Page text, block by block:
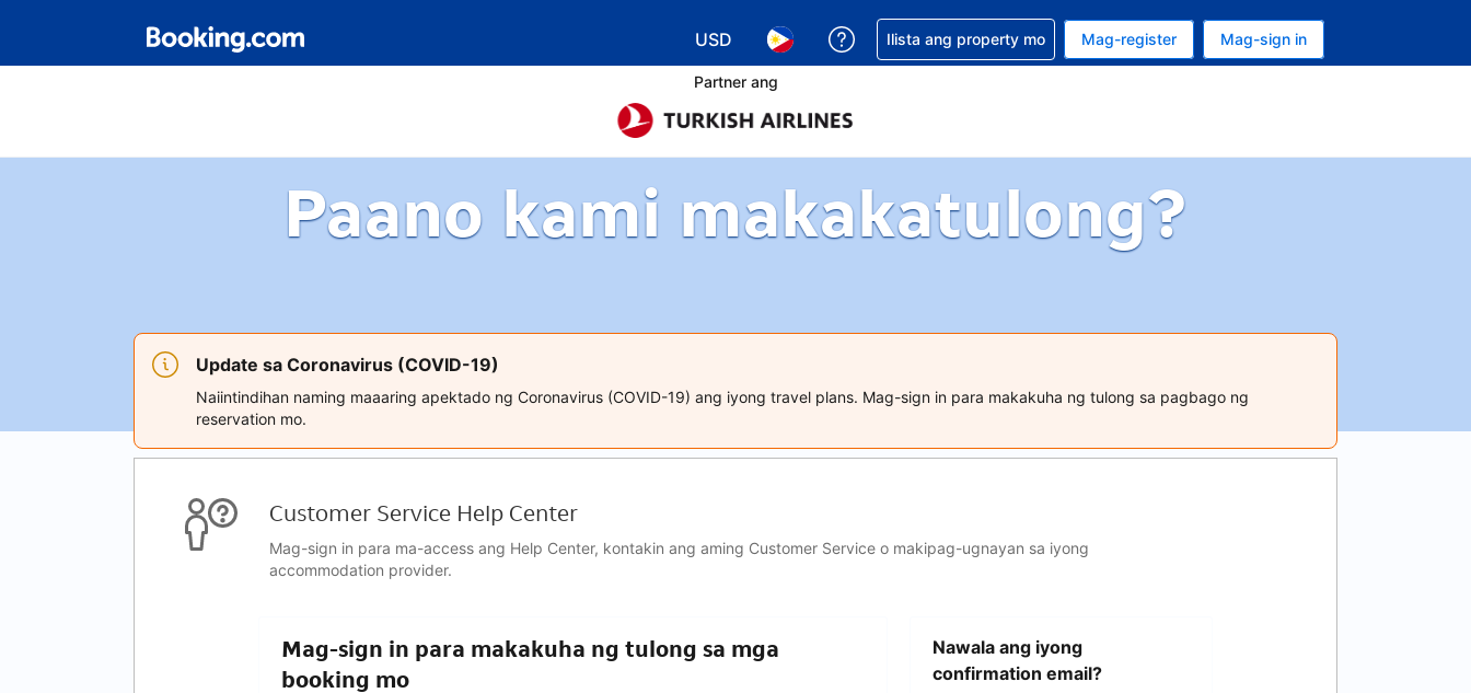
USD
Pumili ng currency mo. USD ang currency mo ngayon
Pumili ng wika mo. Filipino ang wika mo ngayon
Makakuha ng tulong sa reservation mo
Ilista ang property mo Mag-register Mag-sign in
Partner ang
Paano kami makakatulong?
Update sa Coronavirus (COVID-19)
Naiintindihan naming maaaring apektado ng Coronavirus (COVID-19) ang iyong travel plans. Mag-sign in para makakuha ng tulong sa pagbago ng
reservation mo.
Customer Service Help Center
Mag-sign in para ma-access ang Help Center, kontakin ang aming Customer Service o makipag-ugnayan sa iyong
accommodation provider.
Mag-sign in para makakuha ng tulong sa mga
booking mo
Nawala ang iyong
confirmation email?
address